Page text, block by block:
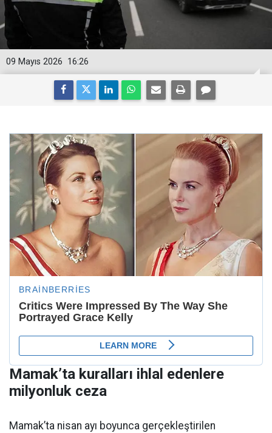
16:26
09 Mayıs 2026
Mamak’ta kuralları ihlal edenlere
milyonluk ceza
Mamak’ta nisan ayı boyunca gerçekleştirilen